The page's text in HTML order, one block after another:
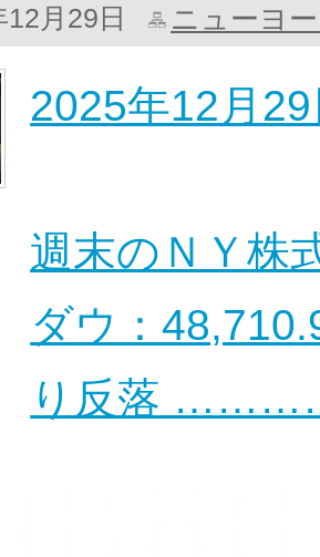
月29日 ニューヨ
2025年12月
週末のＮＹ
ダウ：
り反落